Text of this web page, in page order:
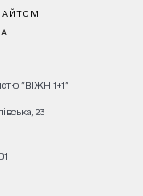
"ВІЖН 1+1"
23